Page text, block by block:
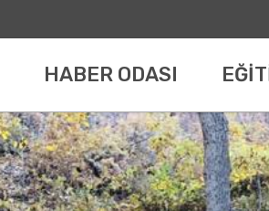
HABER ODASI